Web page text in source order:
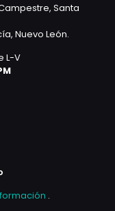
Santa
Nuevo León.
L-V
.